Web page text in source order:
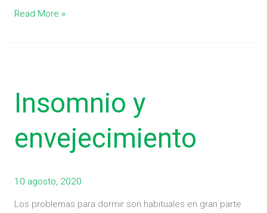
Read More »
Insomnio y
envejecimiento
10 agosto, 2020
Los problemas para dormir son habituales en gran parte
envejecimiento